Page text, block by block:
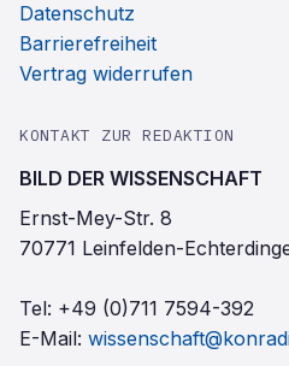
Datenschutz
Barrierefreiheit
Vertrag widerrufen
KONTAKT ZUR REDAKTION
BILD DER WISSENSCHAFT
Ernst-Mey-Str. 8
70771 Leinfelden-
Tel: +49 (0)711 7594-392
E-Mail: